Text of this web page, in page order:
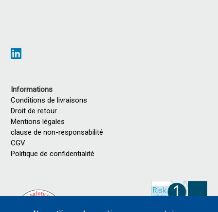
Informations
Conditions de livraisons
Droit de retour
Mentions légales
clause de non-responsabilité
CGV
Politique de confidentialité